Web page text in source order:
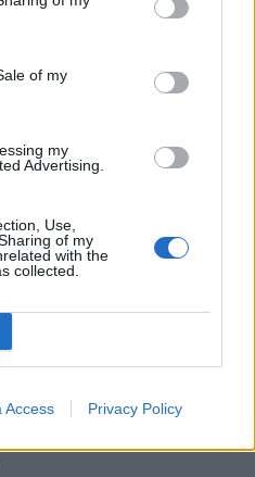
of my
my
Advertising.
Use,
of my
with the
collected.
Access Privacy Policy
cikkei